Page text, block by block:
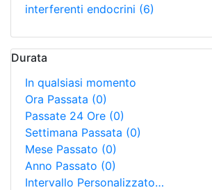
interferenti endocrini (6)
Durata
In qualsiasi momento
Ora Passata (0)
Passate 24 Ore (0)
Settimana Passata (0)
Mese Passato (0)
Anno Passato (0)
Intervallo Personalizzato…